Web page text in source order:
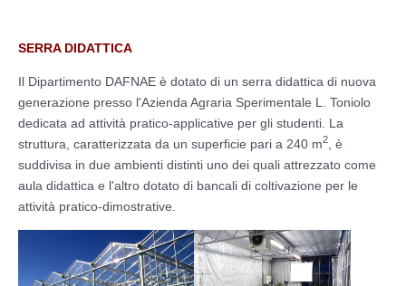
SERRA DIDATTICA
Il Dipartimento DAFNAE è dotato di un serra didattica di nuova
generazione presso l'Azienda Agraria Sperimentale L. Toniolo
dedicata ad attività pratico-applicative per gli studenti. La
struttura, caratterizzata da un superficie pari a 240 m2
, è
suddivisa in due ambienti distinti uno dei quali attrezzato come
aula didattica e l'altro dotato di bancali di coltivazione per le
attività pratico-dimostrative.